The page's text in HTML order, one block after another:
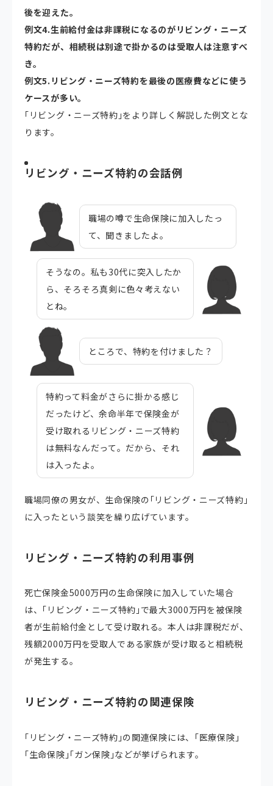
後を迎えた。
例文4.生前給付金は非課税になるのがリビング・ニーズ
特約だが、相続税は別途で掛かるのは受取人は注意すべ
き。
例文5. リビング・ニーズ特約を最後の医療費などに使う
ケースが多い。
｢リビング・ニーズ特約｣をより詳しく解説した例文とな
ります。
リビング・ニーズ特約の会話例
職場の噂で生命保険に加入したっ
て、聞きましたよ。
そうなの。私も30代に突入したか
ら、そろそろ真剣に色々考えない
とね。
ところで、特約を付けました？
特約って料金がさらに掛かる感じ
だったけど、余命半年で保険金が
受け取れるリビング・ニーズ特約
は無料なんだって。だから、それ
は入ったよ。
職場同僚の男女が、生命保険の｢リビング・ニーズ特約｣
に入ったという談笑を繰り広げています。
リビング・ニーズ特約の利用事例
死亡保険金5000万円の生命保険に加入していた場合
は、｢リビング・ニーズ特約｣で最大3000万円を被保険
者が生前給付金として受け取れる。本人は非課税だが、
残額2000万円を受取人である家族が受け取ると相続税
が発生する。
リビング・ニーズ特約の関連保険
｢リビング・ニーズ特約｣の関連保険には、｢医療保険｣
｢生命保険｣｢ガン保険｣などが挙げられます。